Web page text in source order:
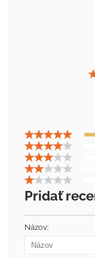
Pridať
Názov: